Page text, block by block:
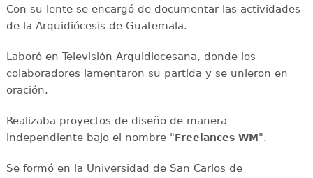
Con su lente se encargó de documentar las actividades
de la Arquidiócesis de Guatemala.
Laboró en Televisión Arquidiocesana, donde los
colaboradores lamentaron su partida y se unieron en
oración.
Realizaba proyectos de diseño de manera
independiente bajo el nombre "Freelances WM".
Se formó en la Universidad de San Carlos de